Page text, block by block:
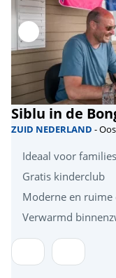
Siblu in de
ZUID NEDERLAND -
Ideaal voor
Gratis kinderclub
Moderne en ruime
Verwarmd